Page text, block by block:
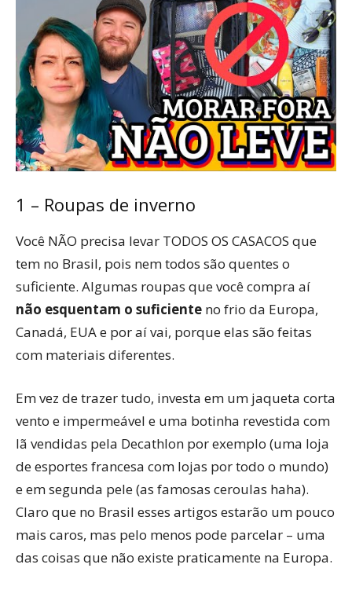
1 – Roupas de inverno
Você NÃO precisa levar TODOS OS CASACOS que
tem no Brasil, pois nem todos são quentes o
suficiente. Algumas roupas que você compra aí
não esquentam o suficiente no frio da Europa,
Canadá, EUA e por aí vai, porque elas são feitas
com materiais diferentes.
Em vez de trazer tudo, investa em um jaqueta corta
vento e impermeável e uma botinha revestida com
lã vendidas pela Decathlon por exemplo (uma loja
de esportes francesa com lojas por todo o mundo)
e em segunda pele (as famosas ceroulas haha).
Claro que no Brasil esses artigos estarão um pouco
mais caros, mas pelo menos pode parcelar – uma
das coisas que não existe praticamente na Europa.